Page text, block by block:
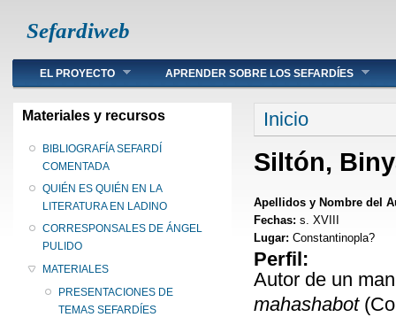
Sefardiweb
Main menu
EL PROYECTO APRENDER SOBRE LOS SEFARDÍES
Materiales y recursos
BIBLIOGRAFÍA SEFARDÍ
COMENTADA
QUIÉN ES QUIÉN EN LA
LITERATURA EN LADINO
CORRESPONSALES DE ÁNGEL
PULIDO
MATERIALES
PRESENTACIONES DE
TEMAS SEFARDÍES
Se encuentra
Inicio
Siltón,
Apellidos y Nombre del
Fechas: s. XVIII
Lugar: Constantinopla?
Perfil:
Autor de un
mahashabot